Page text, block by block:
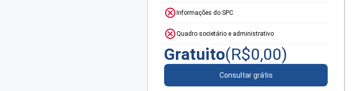
Informações do SPC
Quadro societário e administrativo
Gratuito(R$0,00)
Consultar grátis